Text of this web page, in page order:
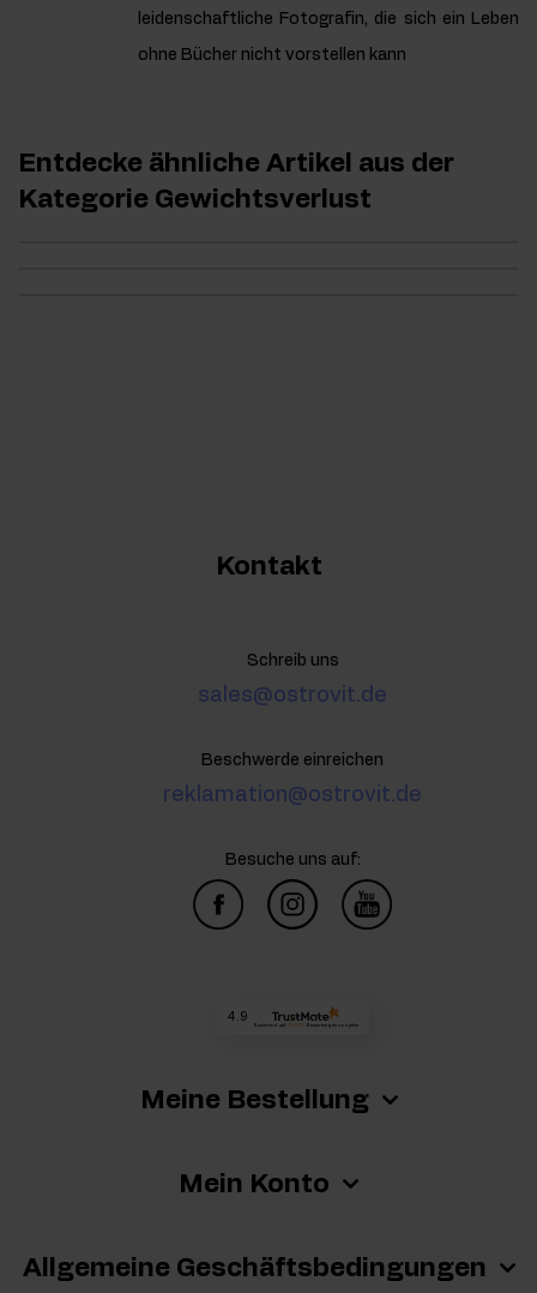
leidenschaftliche Fotografin, die sich ein Leben
ohne Bücher nicht vorstellen kann
Entdecke ähnliche Artikel aus der
Kategorie Gewichtsverlust
Meine Bestellung
Mein Konto
Allgemeine Geschäftsbedingungen
Kontakt
Schreib uns
sales@ostrovit.de
Beschwerde einreichen
reklamation@ostrovit.de
Besuche uns auf:
4.9
Basierend auf 73 255 Bewertungenvon jeher